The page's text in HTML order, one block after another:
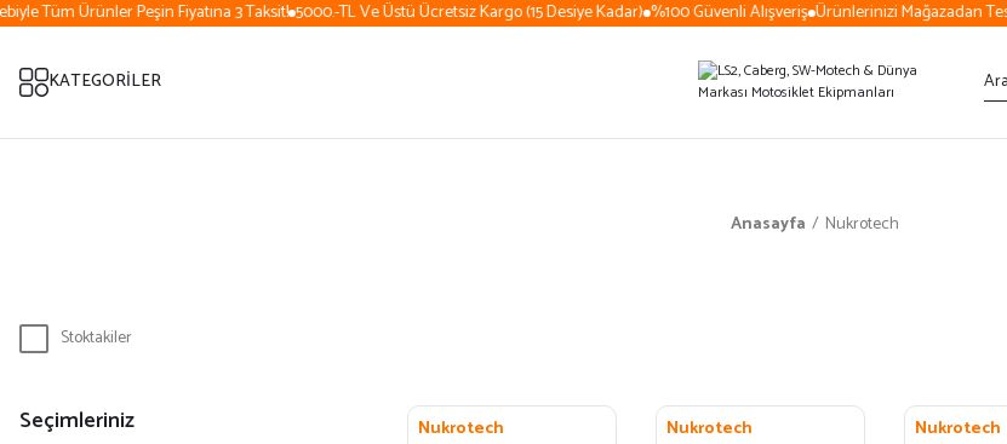
Tüm Ürünler Peşin Fiyatına 3 Taksit! 5000.-TL Ve Üstü Ücretsiz Kargo (15 Desiye Kadar) %100 Güvenli Alışveriş Ürünlerinizi Mağazadan
KATEGORİLER
Anasayfa Nukrotech
Stoktakiler
Seçimleriniz Nukrotech Nukrotech Nukrotech